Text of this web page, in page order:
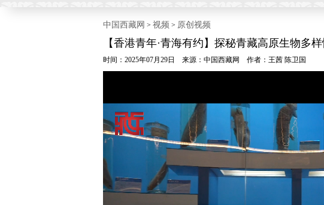
中国西藏网 > 视频 > 原创视频
【香港青年·青海有约】探秘青藏高原生物多
时间：2025年07月29日 来源：中国西藏网 作者：王茜 陈卫国